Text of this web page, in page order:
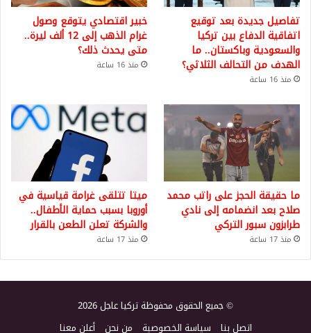
تفاصيل جديدة بعد توقيع
اتفاقية الدفاع بين تركيا
والسعودية وباكستان.. ما
الهدف من التحالف الثلاثي؟
منذ 16 ساعة
خبير اقتصادي يتوقع وصول
غرام الذهب إلى 12 ألف ليرة..
متى يحدث ذلك؟
منذ 16 ساعة
ما حقيقة الحجز على راتب محمد
صلاح بعد انضمامه إلى نادي
طرابزون سبور التركي
منذ 17 ساعة
ميتا تتلقى غرامة قياسية في
أوروبا بسبب حماية الأطفال..
والشركة تعلن الطعن بالقرار
منذ 17 ساعة
© جميع الحقوق محفوظة تركيا عاجل 2026
اتصل بنا سياسة الخصوصية من نحن أعلن معنا